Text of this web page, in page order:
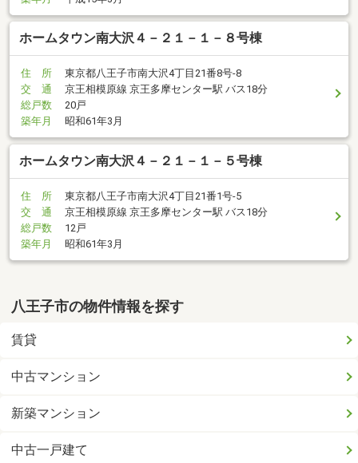
ホームタウン南大沢４－２１－１－８号棟
住 所
東京都八王子市南大沢4丁目21番8号-8
交 通
京王相模原線 京王多摩センター駅 バス18分
総戸数
20戸
築年月
昭和61年3月
ホームタウン南大沢４－２１－１－５号棟
住 所
東京都八王子市南大沢4丁目21番1号-5
交 通
京王相模原線 京王多摩センター駅 バス18分
総戸数
12戸
築年月
昭和61年3月
八王子市の物件情報を探す
賃貸
中古マンション
新築マンション
中古一戸建て